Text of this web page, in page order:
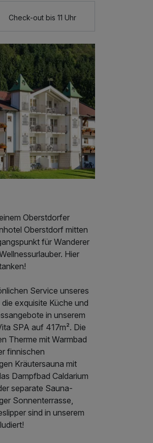
Check-out bis 11 Uhr
Oberstdorfer
Oberstdorf mitten
für Wanderer
Hier
Service unseres
exquisite Küche und
in unserem
SPA auf 417m². Die
Therme mit Warmbad
finnischen
Kräutersauna mit
Dampfbad Caldarium
separate Sauna-
Sonnenterrasse,
sind in unserem